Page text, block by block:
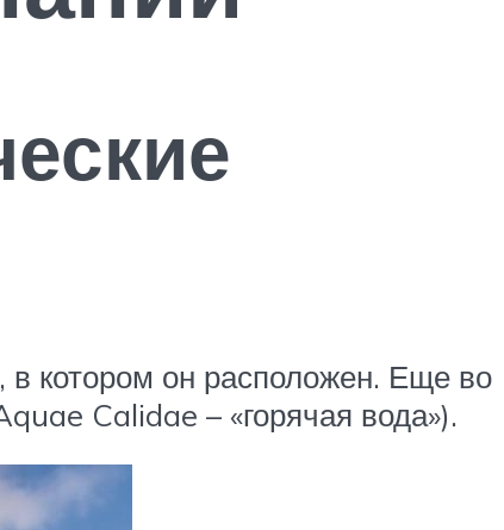
в котором он расположен. Еще во
Calidae – «горячая вода»).